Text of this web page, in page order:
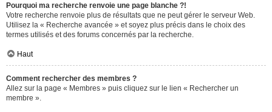
Pourquoi ma recherche renvoie une page blanche ?!
Votre recherche renvoie plus de résultats que ne peut gérer le serveur Web.
Utilisez la « Recherche avancée » et soyez plus précis dans le choix des
termes utilisés et des forums concernés par la recherche.
Haut
Comment rechercher des membres ?
Allez sur la page « Membres » puis cliquez sur le lien « Rechercher un
membre ».